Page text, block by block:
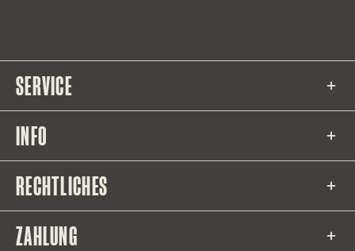
SERVICE
INFO
RECHTLICHES
ZAHLUNG